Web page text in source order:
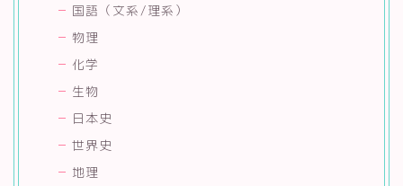
国語（文系/理系）
物理
化学
生物
日本史
世界史
地理